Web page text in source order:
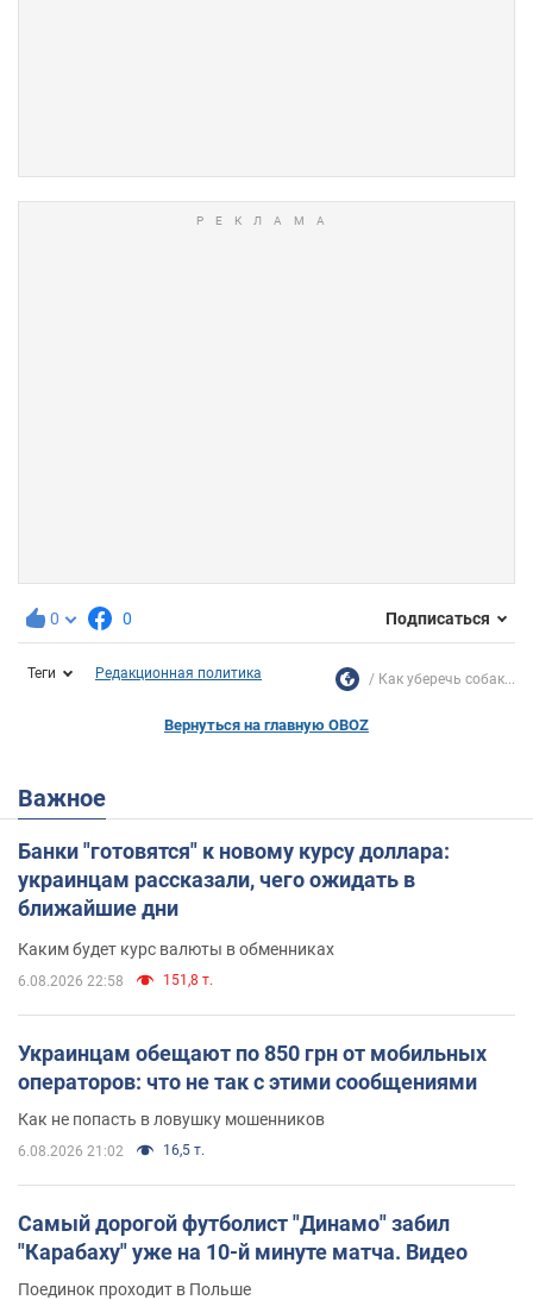
0 0 Подписаться
Теги Редакционная политика Как уберечь собак...
Вернуться на главную OBOZ
Важное
Банки "готовятся" к новому курсу доллара:
украинцам рассказали, чего ожидать в
ближайшие дни
Каким будет курс валюты в обменниках
6.08.2026 22:58 151,8 т.
Украинцам обещают по 850 грн от мобильных
операторов: что не так с этими сообщениями
Как не попасть в ловушку мошенников
6.08.2026 21:02 16,5 т.
Самый дорогой футболист "Динамо" забил
"Карабаху" уже на 10-й минуте матча. Видео
Поединок проходит в Польше